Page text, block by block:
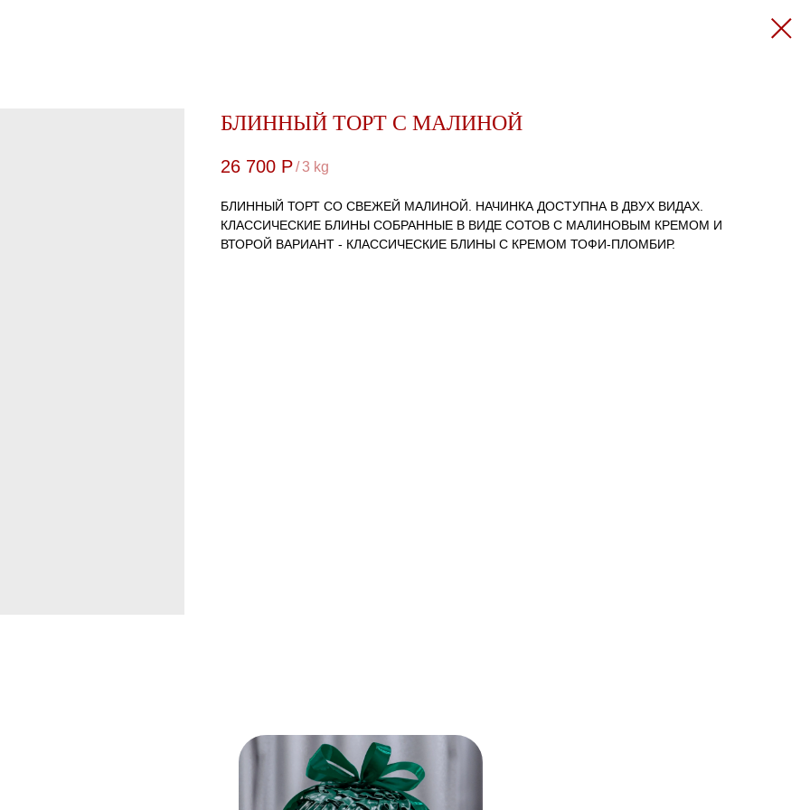
БЛИННЫЙ ТОРТ С МАЛИНОЙ
26 700 Р/3 kg
БЛИННЫЙ ТОРТ СО СВЕЖЕЙ МАЛИНОЙ. НАЧИНКА ДОСТУПНА В ДВУХ ВИДАХ.
КЛАССИЧЕСКИЕ БЛИНЫ СОБРАННЫЕ В ВИДЕ СОТОВ С МАЛИНОВЫМ КРЕМОМ И
ВТОРОЙ ВАРИАНТ - КЛАССИЧЕСКИЕ БЛИНЫ С КРЕМОМ ТОФИ-ПЛОМБИР.